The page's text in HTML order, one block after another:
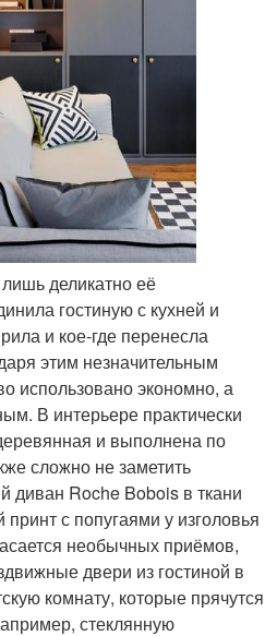
деликатно её
гостиную с кухней и
и кое-где перенесла
этим незначительным
использовано экономно, а
В интерьере практически
и выполнена по
сложно не заметить
диван Roche Bobois в ткани
с попугаями у изголовья
необычных приёмов,
двери из гостиной в
комнату, которые прячутся
стеклянную